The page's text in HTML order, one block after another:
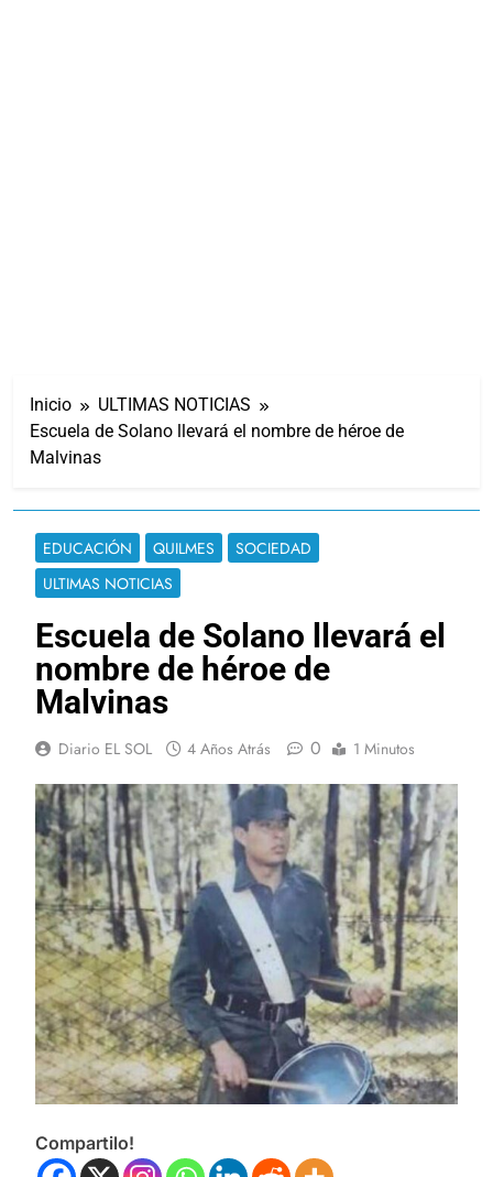
Inicio
ULTIMAS NOTICIAS
Escuela de Solano llevará el nombre de héroe de
Malvinas
EDUCACIÓN QUILMES
SOCIEDAD
ULTIMAS NOTICIAS
Escuela de Solano llevará el
nombre de héroe de
Malvinas
Diario EL SOL 4 Años Atrás 0 1 Minutos
Compartilo!